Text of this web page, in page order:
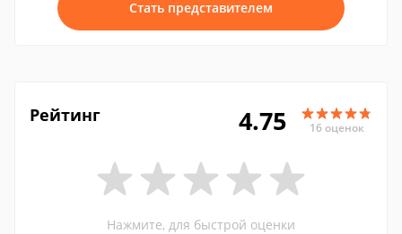
Стать представителем
Рейтинг 4.75 16 оценок
Нажмите, для быстрой оценки